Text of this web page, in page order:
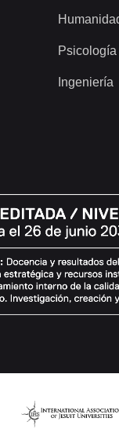
Psicología
Ingeniería